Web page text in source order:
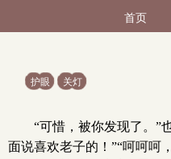
首页
护眼 关灯
“可惜，被你发现了。”
面说喜欢老子的！”“呵呵呵